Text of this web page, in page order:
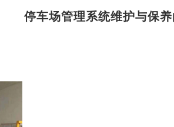
停车场管理系统维护与保